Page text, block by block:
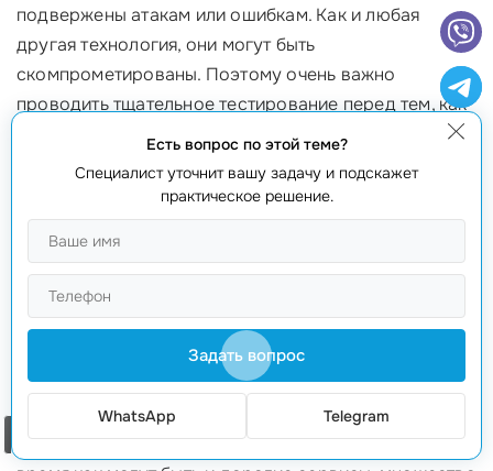
подвержены атакам или ошибкам. Как и любая
другая технология, они могут быть
скомпрометированы. Поэтому очень важно
проводить тщательное тестирование перед тем, как
развернуть контракт. Например, одна финансовая
компания потеряла 1,5 миллиона долларов из-за
уязвимости в смарт контракте, не прошедшем
достаточное тестирование! Тогда как, в отличие от
них, мы проводим многоуровневое тестирование и
аудиты для ваших контрактов, чтобы гарантировать
их безопасность.
Миф 5: Смарт контракты слишком дороги
Многие думают, что создание смарт контракта
требует значительных финансовых вложений. В то
Есть вопрос по этой теме?
Специалист уточнит вашу задачу и подскажет
практическое решение.
Задать вопрос
WhatsApp Telegram
Заказать звонок